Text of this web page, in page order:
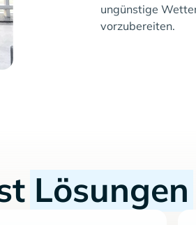
ungünstige
vorzubereiten.
Lösungen